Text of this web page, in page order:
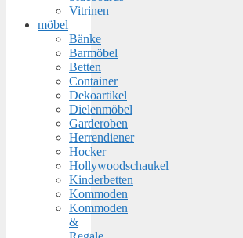
Vitrinen
möbel
Bänke
Barmöbel
Betten
Container
Dekoartikel
Dielenmöbel
Garderoben
Herrendiener
Hocker
Hollywoodschaukel
Kinderbetten
Kommoden
Kommoden
&